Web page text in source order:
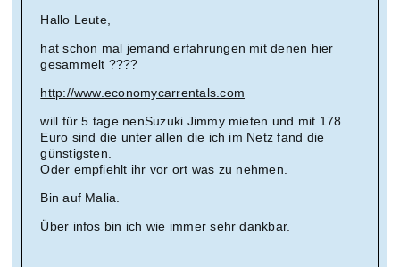
Hallo Leute,
hat schon mal jemand erfahrungen mit denen hier
gesammelt ????
http://www.economycarrentals.com
will für 5 tage nenSuzuki Jimmy mieten und mit 178
Euro sind die unter allen die ich im Netz fand die
günstigsten.
Oder empfiehlt ihr vor ort was zu nehmen.
Bin auf Malia.
Über infos bin ich wie immer sehr dankbar.